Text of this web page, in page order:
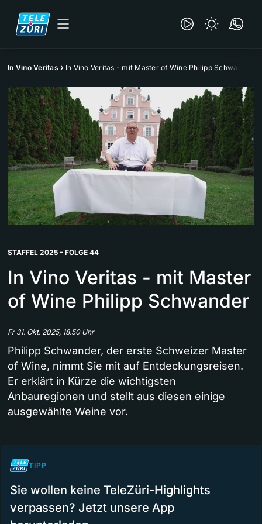
In Vino Veritas In Vino Veritas - mit Master of Wine Philipp Schwander
STAFFEL 2025 – FOLGE 44
In Vino Veritas - mit Master
of Wine Philipp Schwander
Fr 31. Okt. 2025, 18.50 Uhr
Philipp Schwander, der erste Schweizer Master
of Wine, nimmt Sie mit auf Entdeckungsreisen.
Er erklärt in Kürze die wichtigsten
Anbauregionen und stellt aus diesen einige
ausgewählte Weine vor.
TIPP
Sie wollen keine TeleZüri-Highlights
verpassen? Jetzt unsere App